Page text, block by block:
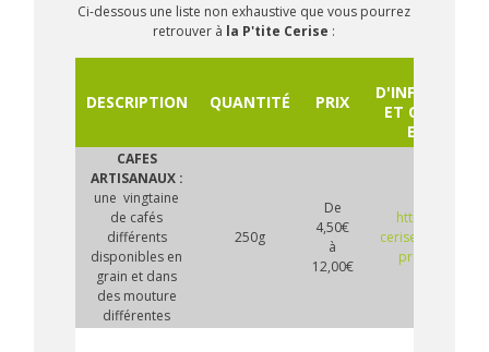
Ci-dessous une liste non exhaustive que vous pourrez
retrouver à la P'tite Cerise :
DESCRIPTION QUANTITÉ PRIX
ET
EN LIGNE
CAFES
ARTISANAUX :
une vingtaine
de cafés
différents
disponibles en
grain et dans
des mouture
différentes
250g
De
4,50€
à
12,00€
https://la-ptite-
cerise.be/
produit/cafes/